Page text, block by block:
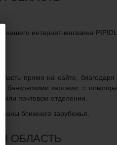
" нашего интернет-магазина
прямо на сайте, благодаря
банковскими картами, с
почтовом отделении.
ближнего зарубежья.
ОБЛАСТЬ